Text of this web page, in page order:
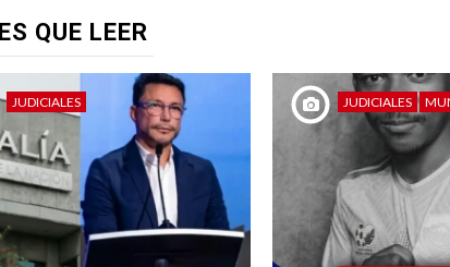
QUE LEER
JUDICIALES JUDICIALES